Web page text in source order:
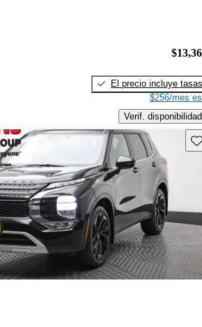
El precio incluye tasas
$256/mes
Verif. disponibilidad